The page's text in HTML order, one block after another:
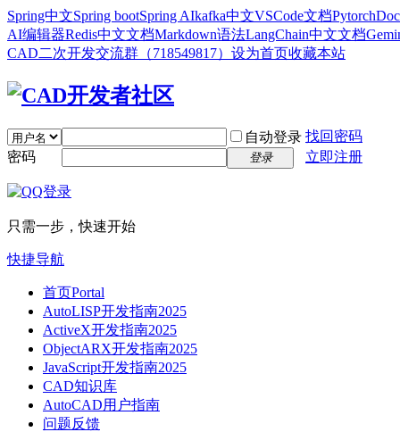
Spring中文Spring bootSpring AIkafka中文VSCode文档Pytorch
AI编辑器Redis中文文档Markdown语法LangChain中文文档
CAD二次开发交流群（718549817） 设为首页收藏本站
自动登录 找回密码
密码
登录 立即注册
只需一步，快速开始
快捷导航
首页Portal
AutoLISP开发指南2025
ActiveX开发指南2025
ObjectARX开发指南2025
JavaScript开发指南2025
CAD知识库
AutoCAD用户指南
问题反馈